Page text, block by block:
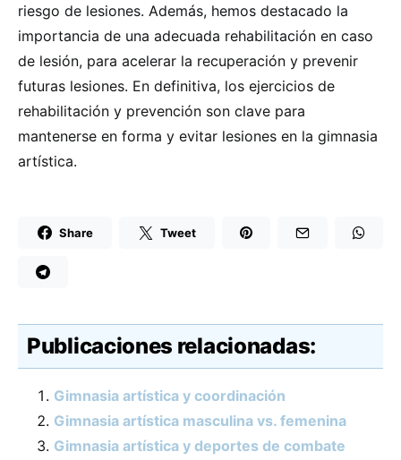
riesgo de lesiones. Además, hemos destacado la
importancia de una adecuada rehabilitación en caso
de lesión, para acelerar la recuperación y prevenir
futuras lesiones. En definitiva, los ejercicios de
rehabilitación y prevención son clave para
mantenerse en forma y evitar lesiones en la gimnasia
artística.
Share Tweet
Publicaciones relacionadas:
Gimnasia artística y coordinación
Gimnasia artística masculina vs. femenina
Gimnasia artística y deportes de combate